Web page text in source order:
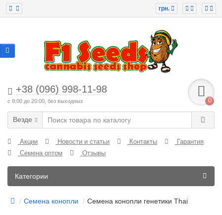
грн.
+38 (096) 998-11-98
с 9:00 до 20:00, без выходных 0
Везде
Акции Новости и статьи Контакты
Гарантия
Семена оптом
Отзывы
Категории
Семена конопли Семена конопли генетики Thai